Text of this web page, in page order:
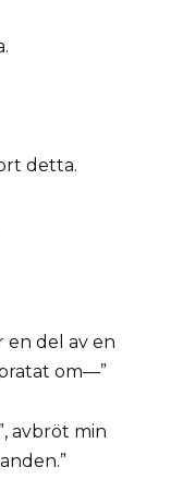
detta.
en del av en
om—”
avbröt min